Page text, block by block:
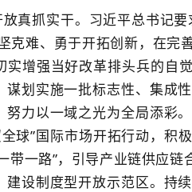
真抓实干。习近平总书记
克难、勇于开拓创新，在完
实增强当好改革排头兵的自
谋划实施一批标志性、集成
努力以一域之光为全局添彩
球”国际市场开拓行动，积
带一路”，引导产业链供应
建设制度型开放示范区。持